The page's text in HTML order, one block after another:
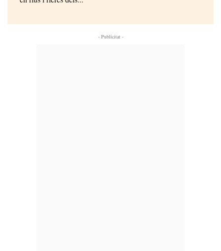
- Publicitat -